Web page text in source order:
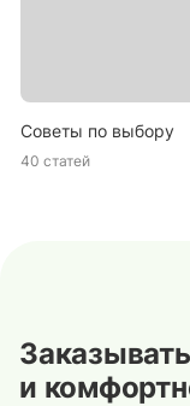
Советы по выбору
40 статей
и